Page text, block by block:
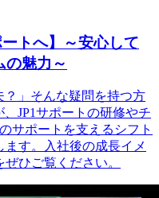
トへ】～安心して
の魅力～
？」そんな疑問を持つ方
JP1サポートの研修やチ
サポートを支えるシフト
す。入社後の成長イメ
ひご覧ください。